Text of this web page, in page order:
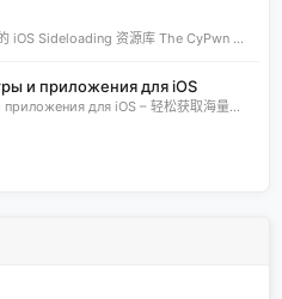
CyPwn IPA Library——最全的 iOS Sideloading 资源库 The CyPwn IPA Library is the most complete sideloading library available for iOS devices. 这里聚合了海量 IPA 包，覆盖 Jailbreak
и приложения для iOS
Скачать бесплатно игры и приложения для iOS – 轻松获取海量精品 在 iklassika.ru，您可以 Скачать 各类 бесплатно 的 игры 与 приложения，专为 iOS 设备打造。平台汇聚最新、最热的移动资源，让用户无需繁琐搜索，一键下载，畅享无